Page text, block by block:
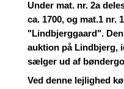
Under mat. nr. 2a
ca. 1700, og mat.1 nr.
"Lindbjerggaard".
auktion på Lindbjerg,
sælger ud af
Ved denne lejlighed